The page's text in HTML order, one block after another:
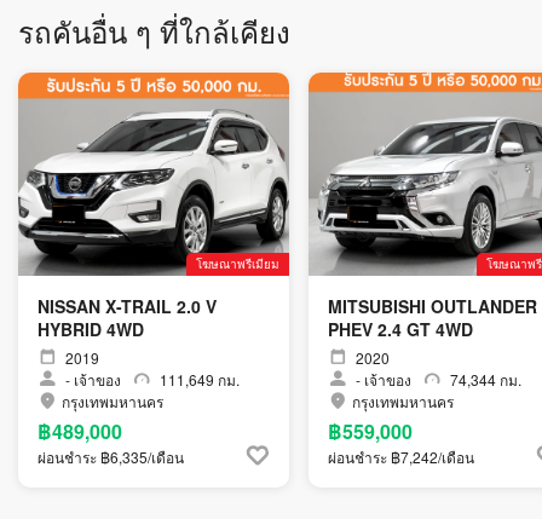
รถคันอื่น ๆ ที่ใกล้เคียง
โฆษณาพรีเมียม
NISSAN X-TRAIL 2.0 V
HYBRID 4WD
2019
- เจ้าของ
111,649 กม.
กรุงเทพมหานคร
฿489,000
ผ่อนชำระ ฿6,335/เดือน
โฆษณาพ
MITSUBISHI OUTLANDER
PHEV 2.4 GT 4WD
2020
- เจ้าของ
74,344 กม.
กรุงเทพมหานคร
฿559,000
ผ่อนชำระ ฿7,242/เดือน